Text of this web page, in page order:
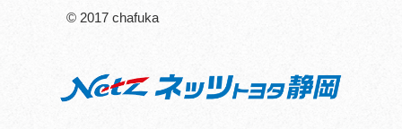
© 2017 chafuka